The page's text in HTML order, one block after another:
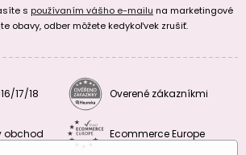
s používaním vášho e-mailu na marketingové
obavy, odber môžete kedykoľvek zrušiť.
17/18 Overené zákazníkmi
obchod Ecommerce Europe